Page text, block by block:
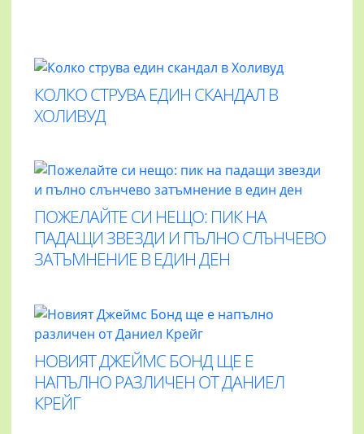
КОЛКО СТРУВА ЕДИН СКАНДАЛ В
ХОЛИВУД
ПОЖЕЛАЙТЕ СИ НЕЩО: ПИК НА
ПАДАЩИ ЗВЕЗДИ И ПЪЛНО СЛЪНЧЕВО
ЗАТЪМНЕНИЕ В ЕДИН ДЕН
НОВИЯТ ДЖЕЙМС БОНД ЩЕ Е
НАПЪЛНО РАЗЛИЧЕН ОТ ДАНИЕЛ
КРЕЙГ